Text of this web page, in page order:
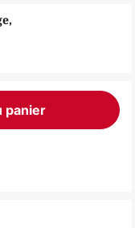
panier